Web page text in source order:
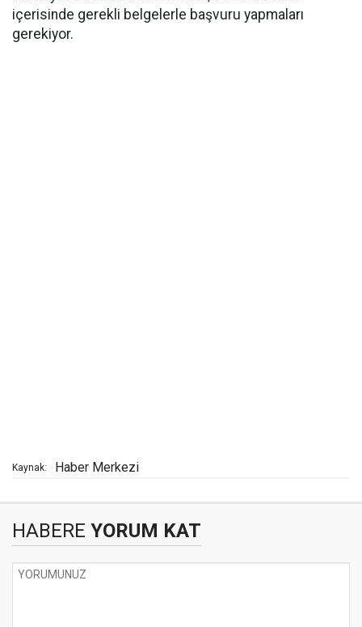
içerisinde gerekli belgelerle başvuru yapmaları
gerekiyor.
Kaynak: Haber Merkezi
HABERE YORUM KAT